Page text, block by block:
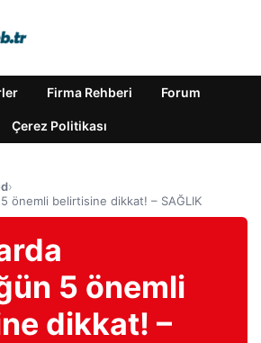
Firma Rehberi Forum
Çerez Politikası
›
önemli belirtisine dikkat! – SAĞLIK
5 önemli
dikkat! –